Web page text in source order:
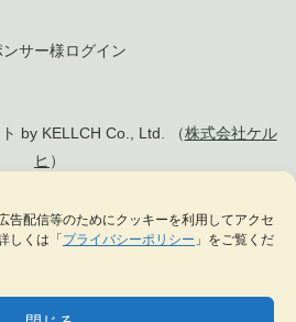
告配信等のためにクッキーを利用してアクセ
しくは「 プライバシーポリシー 」をご覧くだ
ンサー様ログイン
by KELLCH Co., Ltd. （株式会社ケル
ヒ ）
連携プラットフォームに加盟しています
協会 の正会員として日本のジュエリー文化の発